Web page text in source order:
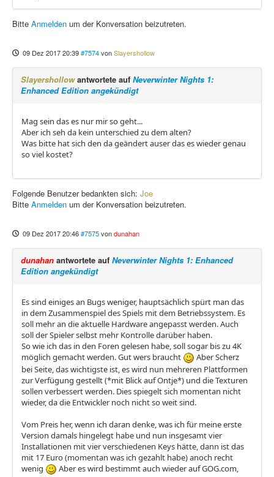
Bitte Anmelden um der Konversation beizutreten.
09 Dez 2017 20:39#7574vonSlayershollow
Slayershollowantwortete auf Neverwinter Nights 1:
Enhanced Edition angekündigt
Mag sein das es nur mir so geht...
Aber ich seh da kein unterschied zu dem alten?
Was bitte hat sich den da geändert auser das es wieder genau
so viel kostet?
Folgende Benutzer bedankten sich: Joe
Bitte Anmelden um der Konversation beizutreten.
09 Dez 2017 20:46#7575vondunahan
dunahan antwortete auf Neverwinter Nights 1: Enhanced
Edition angekündigt
Es sind einiges an Bugs weniger, hauptsächlich spürt man das
in dem Zusammenspiel des Spiels mit dem Betriebssystem. Es
soll mehr an die aktuelle Hardware angepasst werden. Auch
soll der Spieler selbst mehr Kontrolle darüber haben.
So wie ich das in den Foren gelesen habe, soll sogar bis zu 4K
möglich gemacht werden. Gut wers braucht
Aber Scherz
bei Seite, das wichtigste ist, es wird nun mehreren Plattformen
zur Verfügung gestellt (*mit Blick auf Ontje*) und die Texturen
sollen verbessert werden. Dies spiegelt sich momentan nicht
wieder, da die Entwickler noch nicht so weit sind.
Vom Preis her, wenn ich daran denke, was ich für meine erste
Version damals hingelegt habe und nun insgesamt vier
Installationen mit vier verschiedenen Keys hätte, dann ist das
mit 17 Euro (momentan was ich gezahlt habe) anoch recht
wenig
Aber es wird bestimmt auch wieder auf GOG.com,